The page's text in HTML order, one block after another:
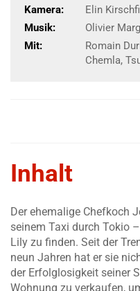
Kamera:
Elin
Musik:
Olivier
Mit:
Romain
Chemla,
Inhalt
Der ehemalige Chefkoch
seinem Taxi durch Tokio
Lily zu finden. Seit der
neun Jahren hat er sie
der Erfolglosigkeit seiner
Wohnung zu verkaufen,